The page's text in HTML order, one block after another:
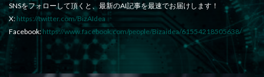
SNSをフォローして頂くと、最新のAI記事を最速でお届けします！
X: https://twitter.com/BizAIdea
Facebook: https://www.facebook.com/people/Bizaidea/61554218505638/